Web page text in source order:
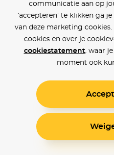
communicatie aan op
‘accepteren’ te klikken ga
van deze marketing
cookies en over je
cookiestatement, waar
moment ook